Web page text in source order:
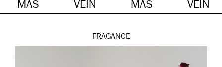
MÁS VEIN MÁS VEIN
FRAGANCE